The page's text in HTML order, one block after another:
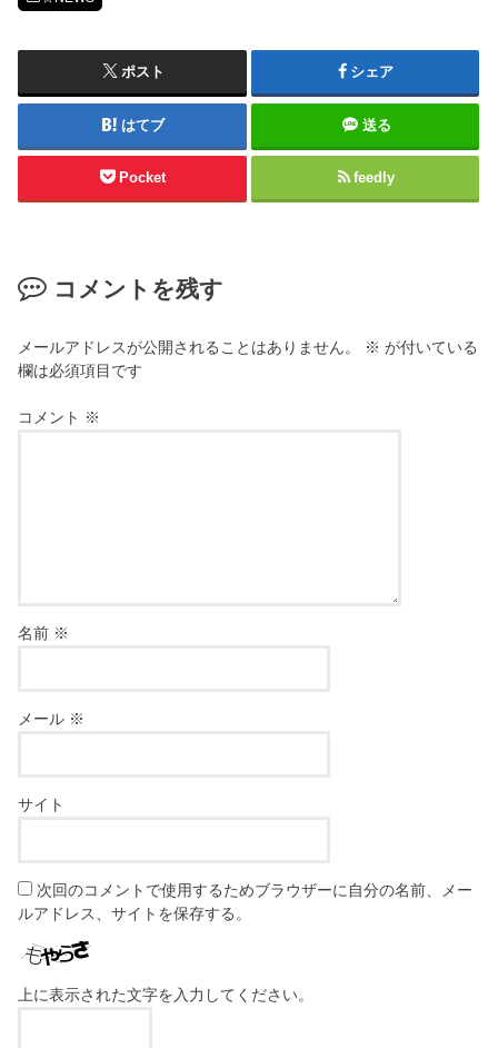
ポスト シェア
はてブ 送る
Pocket feedly
コメントを残す
メールアドレスが公開されることはありません。 ※ が付いている
欄は必須項目です
コメント ※
名前 ※
メール ※
サイト
次回のコメントで使用するためブラウザーに自分の名前、メー
ルアドレス、サイトを保存する。
上に表示された文字を入力してください。